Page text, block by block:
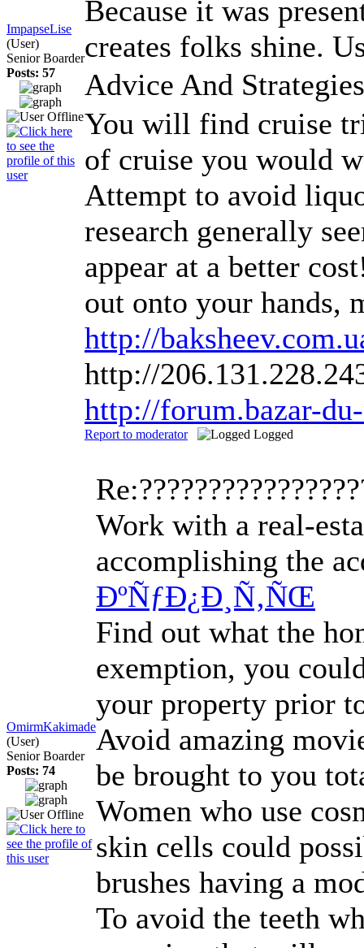
ImpapseLise
(User)
Senior Boarder
Posts: 57
Because it was
creates folks shine.
Advice And
You will find cruise
of cruise you would
Attempt to avoid
research generally
appear at a better
out onto your hands,
http://
http://
http://forum.bazar-
Report to moderator Logged
OmirmKakimade
(User)
Senior Boarder
Posts: 74
Work with a real-
accomplishing the
ÐºÑƒÐ¿Ð¸Ñ‚ÑŒ
Find out what the
exemption, you
your property prior
Avoid amazing
be brought to you
Women who use
skin cells could
brushes having a
To avoid the teeth